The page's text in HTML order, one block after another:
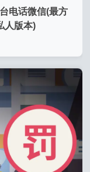
电话微信(最方
人版本)